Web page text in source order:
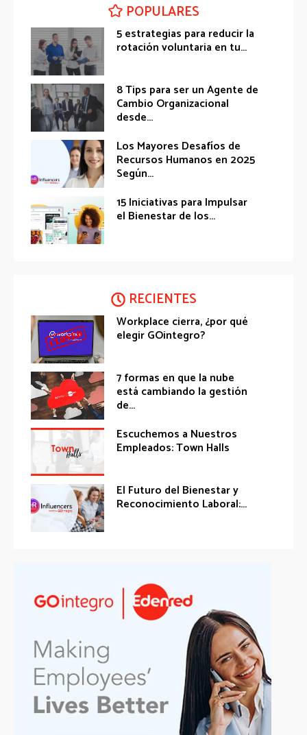
POPULARES
5 estrategias para reducir la
rotación voluntaria en tu...
8 Tips para ser un Agente de
Cambio Organizacional
desde...
Los Mayores Desafíos de
Recursos Humanos en 2025
Según...
15 Iniciativas para Impulsar
el Bienestar de los...
RECIENTES
Workplace cierra, ¿por qué
elegir GOintegro?
7 formas en que la nube
está cambiando la gestión
de...
Escuchemos a Nuestros
Empleados: Town Halls
El Futuro del Bienestar y
Reconocimiento Laboral:...